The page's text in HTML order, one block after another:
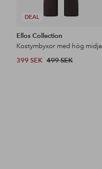
DEAL
Ellos Collection
Kostymbyxor med hög midja
399 SEK 499 SEK